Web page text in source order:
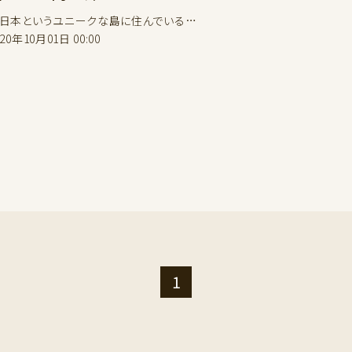
というユニークな島に住んでいる…
年10月01日 00:00
1